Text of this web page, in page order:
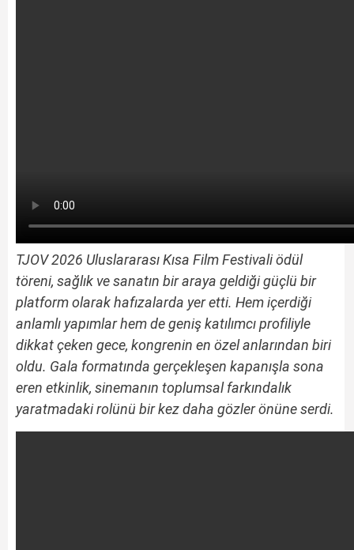
TJOV 2026 Uluslararası Kısa Film Festivali ödül
töreni, sağlık ve sanatın bir araya geldiği güçlü bir
platform olarak hafızalarda yer etti. Hem içerdiği
anlamlı yapımlar hem de geniş katılımcı profiliyle
dikkat çeken gece, kongrenin en özel anlarından biri
oldu. Gala formatında gerçekleşen kapanışla sona
eren etkinlik, sinemanın toplumsal farkındalık
yaratmadaki rolünü bir kez daha gözler önüne serdi.